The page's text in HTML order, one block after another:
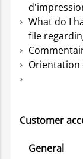
Customer
General
What do I
file
Orientation